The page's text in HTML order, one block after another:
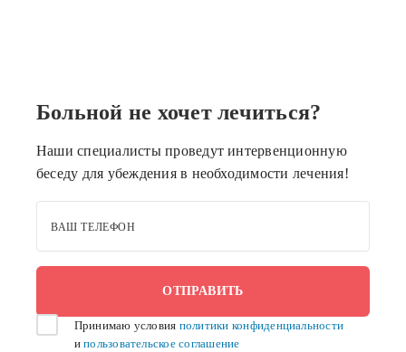
Больной не хочет лечиться?
Наши специалисты проведут интервенционную
беседу для убеждения в необходимости лечения!
ВАШ ТЕЛЕФОН
Принимаю условия политики конфиденциальности
ипользовательское соглашение